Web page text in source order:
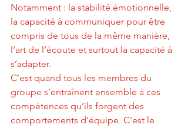
Notamment : la stabilité émotionnelle,
la capacité à communiquer pour être
compris de tous de la même manière,
l’art de l’écoute et surtout la capacité à
s’adapter.
C’est quand tous les membres du
groupe s’entraînent ensemble à ces
compétences qu’ils forgent des
comportements d’équipe. C’est le